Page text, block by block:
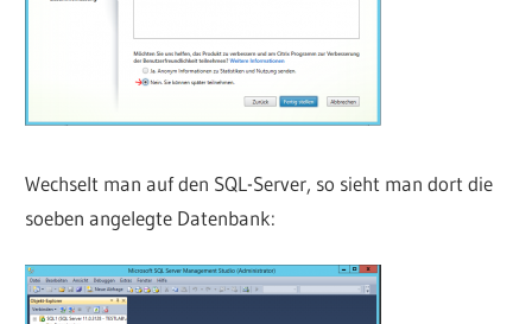
Wechselt man auf den SQL-Server, so sieht man dort die
soeben angelegte Datenbank: